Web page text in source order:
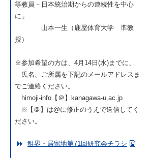
等教員－日本統治期からの連続性を中心
に」
山本一生（鹿屋体育大学 準教
授）
※参加希望の方は、4月14日(水)までに、
氏名、ご所属を下記のメールアドレスま
でご連絡ください。
himoji-info【＠】kanagawa-u.ac.jp
※【＠】は@に修正のうえで送信してく
ださい。
租界・居留地第71回研究会チラシ